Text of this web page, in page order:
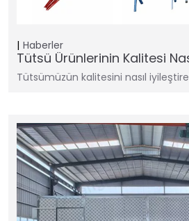
Haberler
Tütsü Ürünlerinin Kalitesi
Tütsümüzün kalitesini nasıl